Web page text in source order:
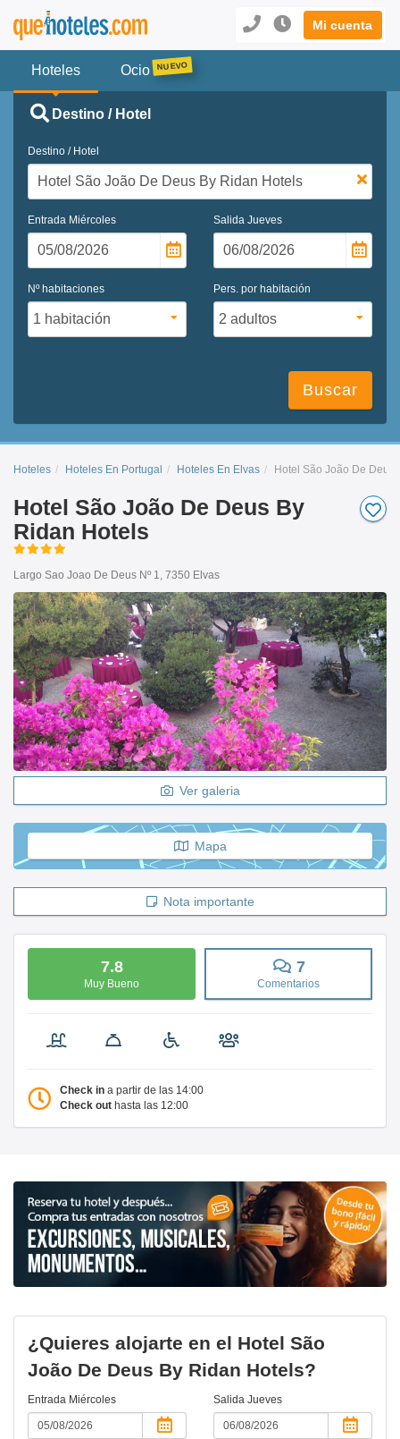
Mi cuenta
Hoteles Ocio
Destino / Hotel
Destino / Hotel
Entrada Miércoles Salida Jueves
Nº habitaciones Pers. por habitación
Buscar
Hoteles Hoteles En Portugal Hoteles En Elvas Hotel São João De Deus
Hotel São João De Deus By
Ridan Hotels
Largo Sao Joao De Deus Nº 1, 7350 Elvas
Ver galeria
Mapa
Nota importante
7.8
Muy Bueno
7
Comentarios
Check in a partir de las 14:00
Check out hasta las 12:00
¿Quieres alojarte en el Hotel São
João De Deus By Ridan Hotels?
Entrada Miércoles Salida Jueves